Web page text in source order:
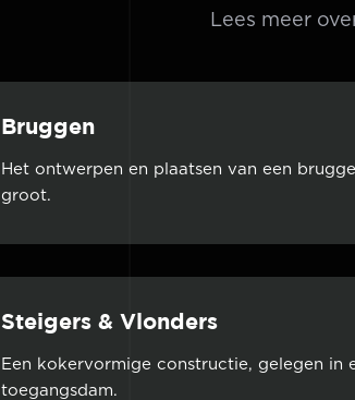
Lees meer
Bruggen
Het ontwerpen en plaatsen van een
groot.
Steigers & Vlonders
Een kokervormige constructie, gelegen in
toegangsdam.